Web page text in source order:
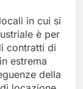
in cui si
è per
contratti di
estrema
della